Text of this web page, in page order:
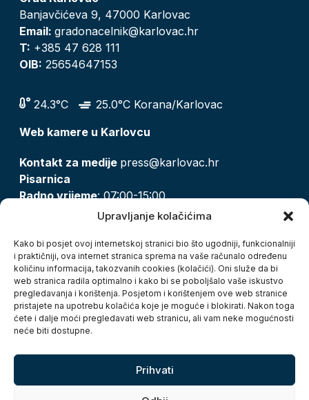
Upravljanje kolačićima
Kako bi posjet ovoj internetskoj stranici bio što ugodniji, funkcionalniji
i praktičniji, ova internet stranica sprema na vaše računalo određenu
količinu informacija, takozvanih cookies (kolačići). Oni služe da bi
web stranica radila optimalno i kako bi se poboljšalo vaše iskustvo
pregledavanja i korištenja. Posjetom i korištenjem ove web stranice
pristajete na upotrebu kolačića koje je moguće i blokirati. Nakon toga
ćete i dalje moći pregledavati web stranicu, ali vam neke mogućnosti
neće biti dostupne.
Prihvati
Banjavčićeva 9, 47000 Karlovac
Email: gradonacelnik@karlovac.hr
T: +385 47 628 111
OIB: 25654647153
24.3°C
25.0°C Korana/Karlovac
Web kamere u Karlovcu
Kontakt za medije press@karlovac.hr
Pisarnica
Radno vrijeme: 07:00-15:00
pisarnica@karlovac.hr
Zaštita osobnih podataka
Pristup informacijama
Kolačići
Izjava o pristupačnosti
Turistička zajednica grada Karlovca